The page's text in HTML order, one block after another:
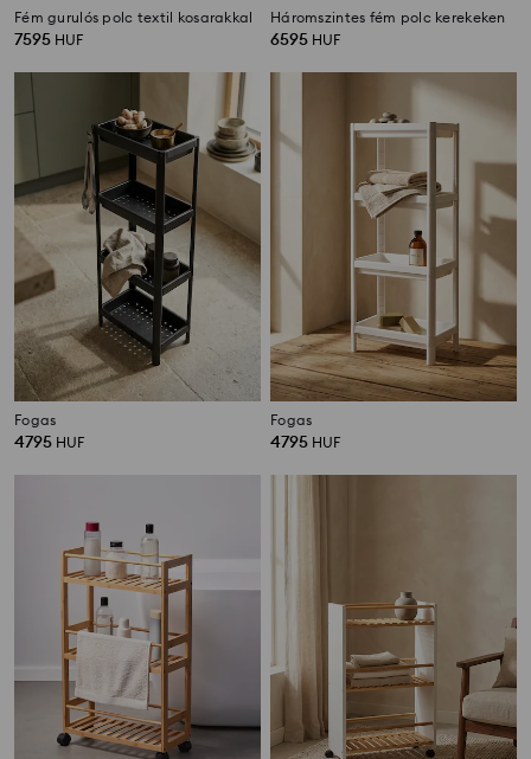
Fém gurulós polc textil kosarakkal
7595 HUF
Háromszintes fém polc kerekeken
6595 HUF
Fogas
4795 HUF
Fogas
4795 HUF